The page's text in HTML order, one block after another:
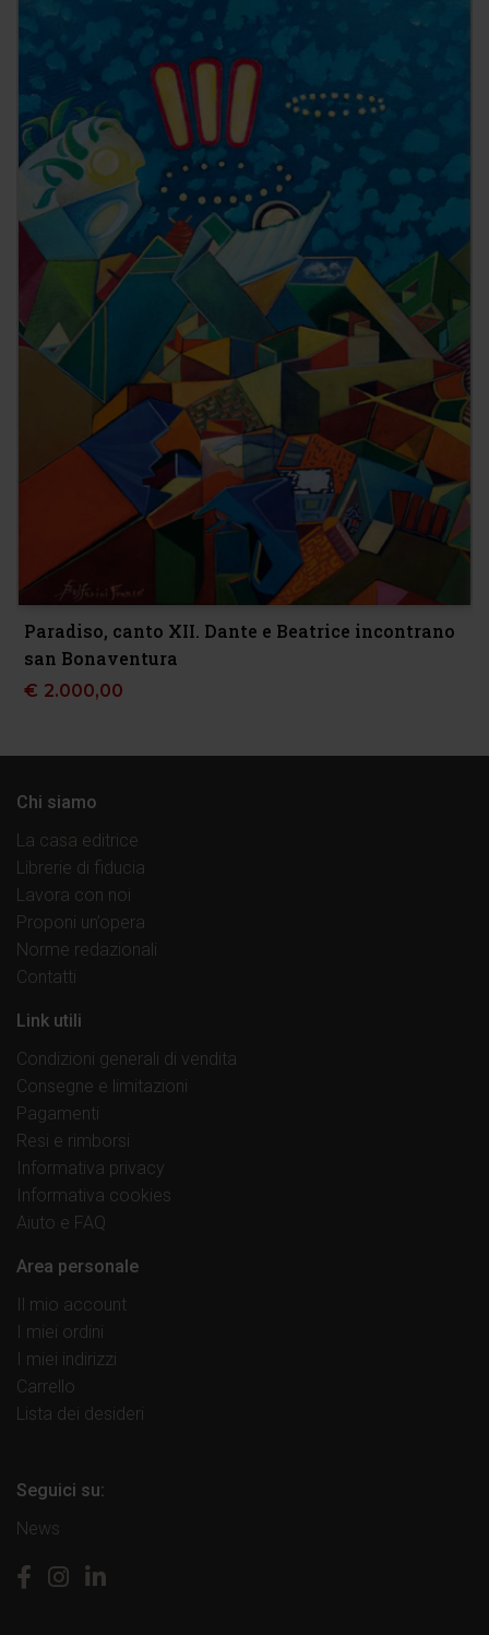
Paradiso, canto XII. Dante e Beatrice incontrano
san Bonaventura
€ 2.000,00
Chi siamo
La casa editrice
Librerie di fiducia
Lavora con noi
Proponi un’opera
Norme redazionali
Contatti
Link utili
Condizioni generali di vendita
Consegne e limitazioni
Pagamenti
Resi e rimborsi
Informativa privacy
Informativa cookies
Aiuto e FAQ
Area personale
Il mio account
I miei ordini
I miei indirizzi
Carrello
Lista dei desideri
Seguici su:
News